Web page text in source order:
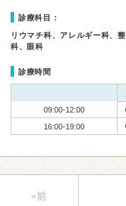
診療科目：
リウマチ科、アレルギー科、
科、眼科
診療時間
09:00-12:00
16:00-19:00
«前